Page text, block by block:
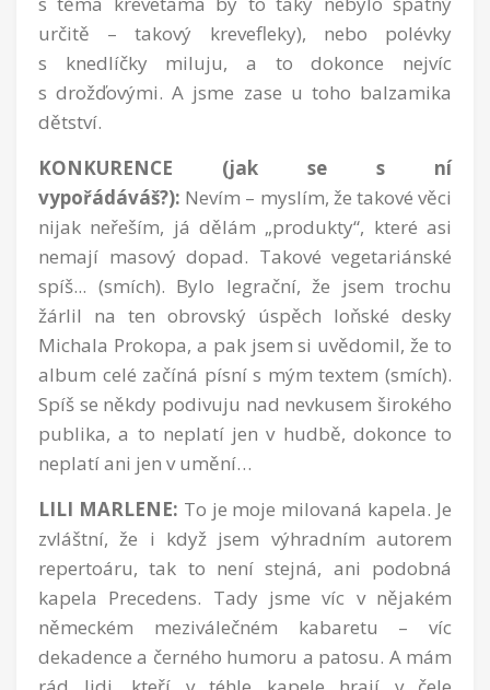
určitě – takový krevefleky), nebo polévky
s knedlíčky miluju, a to dokonce nejvíc
s drožďovými. A jsme zase u toho balzamika
dětství.
KONKURENCE (jak se s ní
vypořádáváš?): Nevím – myslím, že takové věci
nijak neřeším, já dělám „produkty“, které asi
nemají masový dopad. Takové vegetariánské
spíš... (smích). Bylo legrační, že jsem trochu
žárlil na ten obrovský úspěch loňské desky
Michala Prokopa, a pak jsem si uvědomil, že to
album celé začíná písní s mým textem (smích).
Spíš se někdy podivuju nad nevkusem širokého
publika, a to neplatí jen v hudbě, dokonce to
neplatí ani jen v umění…
LILI MARLENE: To je moje milovaná kapela. Je
zvláštní, že i když jsem výhradním autorem
repertoáru, tak to není stejná, ani podobná
kapela Precedens. Tady jsme víc v nějakém
německém meziválečném kabaretu – víc
dekadence a černého humoru a patosu. A mám